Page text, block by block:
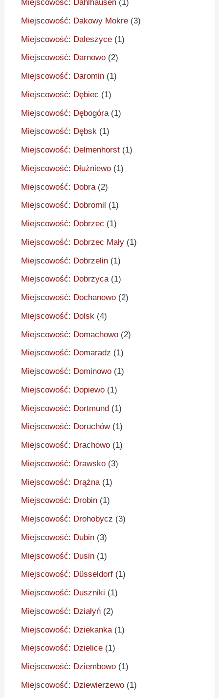
Miejscowość: Dahlhausen (1)
Miejscowość: Dakowy Mokre (3)
Miejscowość: Daleszyce (1)
Miejscowość: Darnowo (2)
Miejscowość: Daromin (1)
Miejscowość: Dębiec (1)
Miejscowość: Dębogóra (1)
Miejscowość: Dębsk (1)
Miejscowość: Delmenhorst (1)
Miejscowość: Dłużniewo (1)
Miejscowość: Dobra (2)
Miejscowość: Dobromil (1)
Miejscowość: Dobrzec (1)
Miejscowość: Dobrzec Mały (1)
Miejscowość: Dobrzelin (1)
Miejscowość: Dobrzyca(1)
Miejscowość: Dochanowo (2)
Miejscowość: Dolsk (4)
Miejscowość: Domachowo (2)
Miejscowość: Domaradz (1)
Miejscowość: Dominowo (1)
Miejscowość: Dopiewo (1)
Miejscowość: Dortmund (1)
Miejscowość: Doruchów(1)
Miejscowość: Drachowo (1)
Miejscowość: Drawsko (3)
Miejscowość: Drążna (1)
Miejscowość: Drobin (1)
Miejscowość: Drohobycz (3)
Miejscowość: Dubin (3)
Miejscowość: Dusin (1)
Miejscowość: Düsseldorf (1)
Miejscowość: Duszniki (1)
Miejscowość: Działyń (2)
Miejscowość: Dziekanka (1)
Miejscowość: Dzielice (1)
Miejscowość: Dziembowo (1)
Miejscowość: Dziewierzewo (1)